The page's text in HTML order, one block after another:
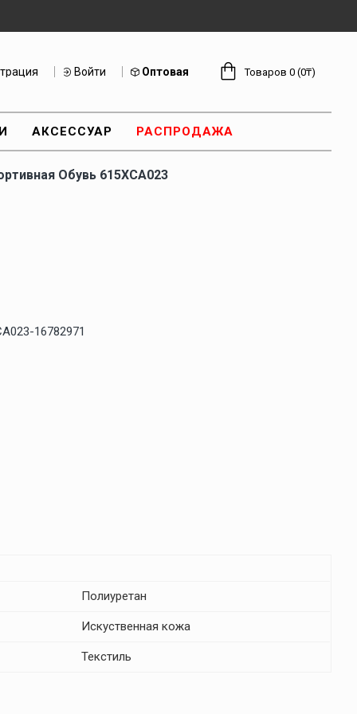
Войти Оптовая Товаров 0 (0₸)
АКСЕССУАР РАСПРОДАЖА
Обувь 615XCA023
16782971
Полиуретан
Искуственная кожа
Текстиль